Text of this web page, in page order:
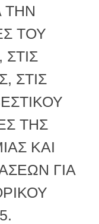
ΤΗΝ
ΤΟΥ
ΣΤΙΣ
ΤΗΣ
ΚΑΙ
ΓΙΑ